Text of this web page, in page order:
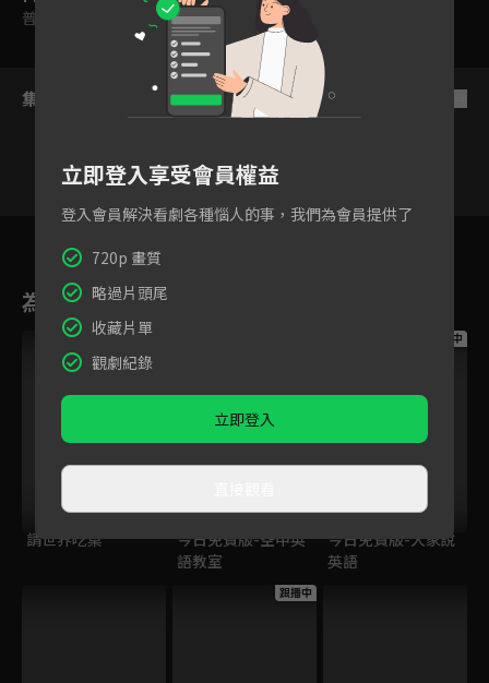
普遍級
集數列表
為您推薦
跟播中
請世界吃桌
今日免費版-空中英
語教室
跟播中
今日免費版-大家說
英語
跟播中
立即登入享受會員權益
登入會員解決看劇各種惱人的事，我們為會員提供了
720p 畫質
略過片頭尾
收藏片單
觀劇紀錄
立即登入